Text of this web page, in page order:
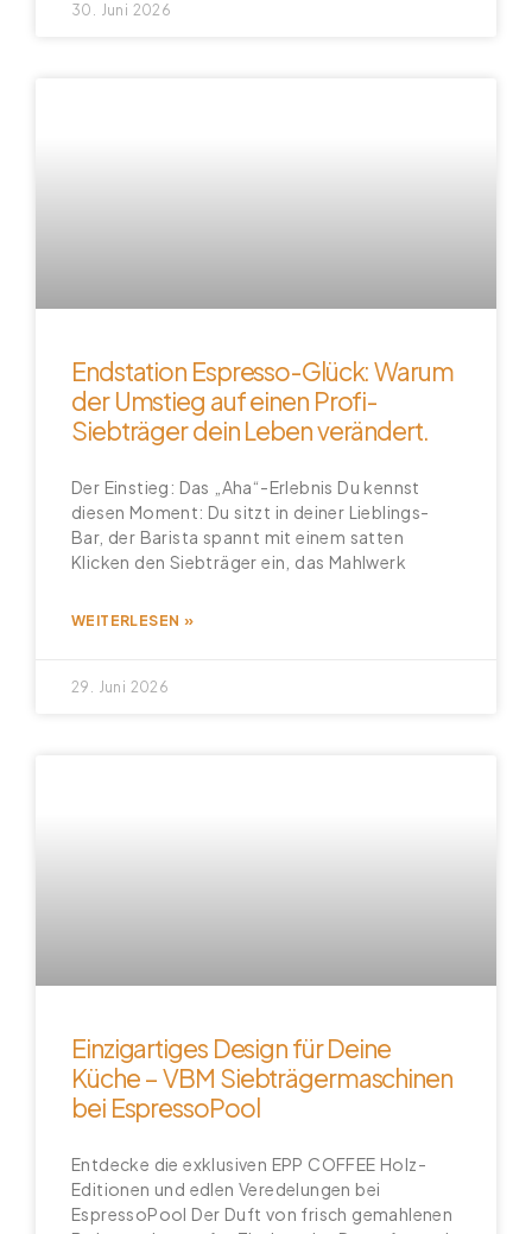
30. Juni 2026
Endstation Espresso-Glück: Warum
der Umstieg auf einen Profi-
Siebträger dein Leben verändert.
Der Einstieg: Das „Aha“-Erlebnis Du kennst
diesen Moment: Du sitzt in deiner Lieblings-
Bar, der Barista spannt mit einem satten
Klicken den Siebträger ein, das Mahlwerk
WEITERLESEN »
29. Juni 2026
Einzigartiges Design für Deine
Küche – VBM Siebträgermaschinen
bei EspressoPool
Entdecke die exklusiven EPP COFFEE Holz-
Editionen und edlen Veredelungen bei
EspressoPool Der Duft von frisch gemahlenen